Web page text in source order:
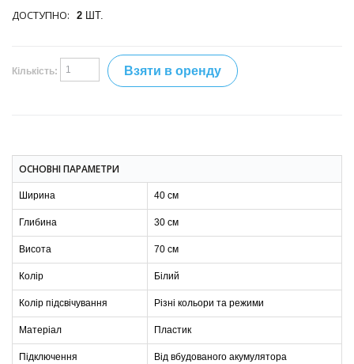
ДОСТУПНО: 2 ШТ.
Кількість: Взяти в оренду
ОСНОВНІ ПАРАМЕТРИ
Ширина 40 см
Глибина 30 см
Висота 70 см
Колір Білий
Колір підсвічування Різні кольори та режими
Матеріал Пластик
Підключення Від вбудованого акумулятора